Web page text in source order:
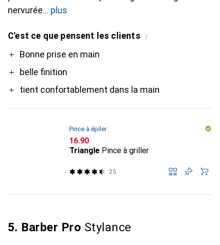
nervurée
plus
C'est ce que pensent les clients i
ProBonne prise en main
belle finition
tient confortablement dans la main
Pince à épiler
CHF
16.90
Triangle Pince à griller
25
5. Barber Pro Stylance